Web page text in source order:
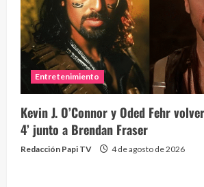
Entretenimiento
Kevin J. O’Connor y Oded Fehr
4’ junto a Brendan Fraser
Redacción Papi TV 4 de agosto de 2026